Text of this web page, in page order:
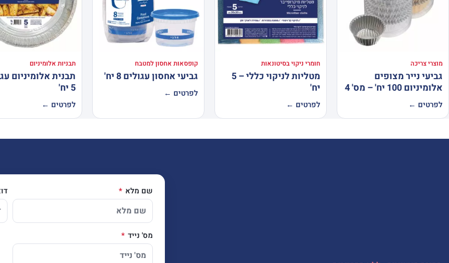
מוצרי צריכה
גביעי נייר מצופים
אלומיניום 100 יח' – מס' 4
לפרטים ←
חומרי ניקוי בסיטונאות
מטליות לניקוי כללי – 5
יח'
לפרטים ←
קופסאות אחסון למטבח
גביעי אחסון עגולים 8 יח'
לפרטים ←
תבניות אלומיניום
תבנית אלומיניום
5 יח'
לפרטים ←
שם מלא
מס' נייד